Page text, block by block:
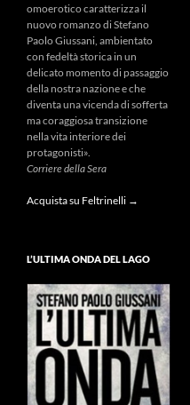
omoerotico caratterizza il
nuovo romanzo di Stefano
Paolo Giussani, ambientato
con fedeltà storica in un
delicato momento di passaggio
della nostra nazione e che
diventa una vicenda di sofferta
ma coraggiosa transizione
nella vita interiore dei
protagonisti».
Corriere della Sera
Acquista su Feltrinelli →
L’ULTIMA ONDA DEL LAGO